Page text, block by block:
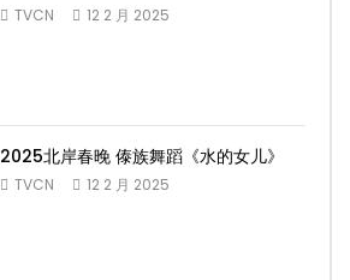
TVCN 12 2 月 2025
2025北岸春晚 傣族舞蹈《水的女儿》
TVCN 12 2 月 2025